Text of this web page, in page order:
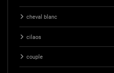
cheval blanc
cilaos
couple